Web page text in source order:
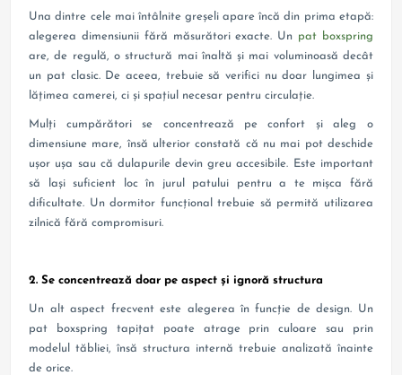
Una dintre cele mai întâlnite greșeli apare încă din prima etapă:
alegerea dimensiunii fără măsurători exacte. Un pat boxspring
are, de regulă, o structură mai înaltă și mai voluminoasă decât
un pat clasic. De aceea, trebuie să verifici nu doar lungimea și
lățimea camerei, ci și spațiul necesar pentru circulație.
Mulți cumpărători se concentrează pe confort și aleg o
dimensiune mare, însă ulterior constată că nu mai pot deschide
ușor ușa sau că dulapurile devin greu accesibile. Este important
să lași suficient loc în jurul patului pentru a te mișca fără
dificultate. Un dormitor funcțional trebuie să permită utilizarea
zilnică fără compromisuri.
2. Se concentrează doar pe aspect și ignoră structura
Un alt aspect frecvent este alegerea în funcție de design. Un
pat boxspring tapițat poate atrage prin culoare sau prin
modelul tăbliei, însă structura internă trebuie analizată înainte
de orice.